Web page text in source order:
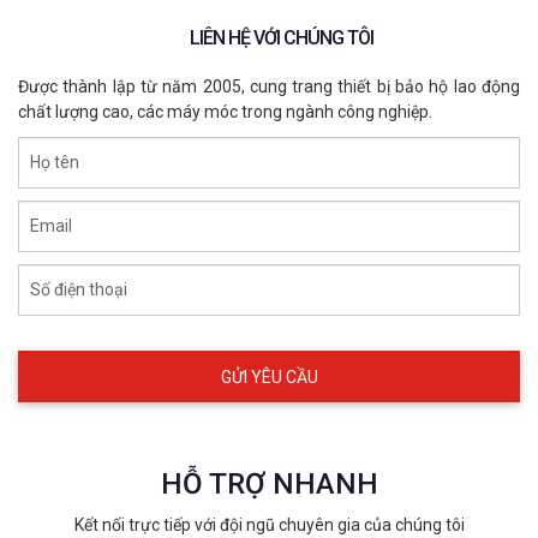
- Khu vực tiếp xúc với hóa chất nhẹ
- Khu vực có dầu hoặc nhiên liệu
- Công việc cần chống thấm nước và chống trơn trượt
LIÊN HỆ VỚI CHÚNG TÔI
Được thành lập từ năm 2005, cung trang thiết bị bảo hộ lao động
chất lượng cao, các máy móc trong ngành công nghiệp.
Họ tên
Email
Số điện thoại
HỖ TRỢ NHANH
Kết nối trực tiếp với đội ngũ chuyên gia của chúng tôi